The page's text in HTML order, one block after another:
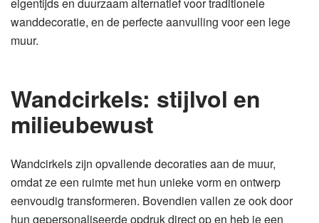
wanddecoratie, en de perfecte aanvulling voor een lege
muur.
Wandcirkels: stijlvol en
milieubewust
Wandcirkels zijn opvallende decoraties aan de muur,
omdat ze een ruimte met hun unieke vorm en ontwerp
eenvoudig transformeren. Bovendien vallen ze ook door
hun gepersonaliseerde opdruk direct op en heb je een